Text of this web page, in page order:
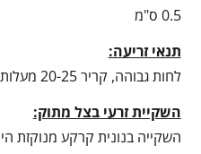
0.5 ס"מ
תנאי זריעה:
לחות גבוהה, קריר 20-25 מעלות,
השקיית זרעי בצל מתוק:
השקייה בנונית קרקע מנוקזת